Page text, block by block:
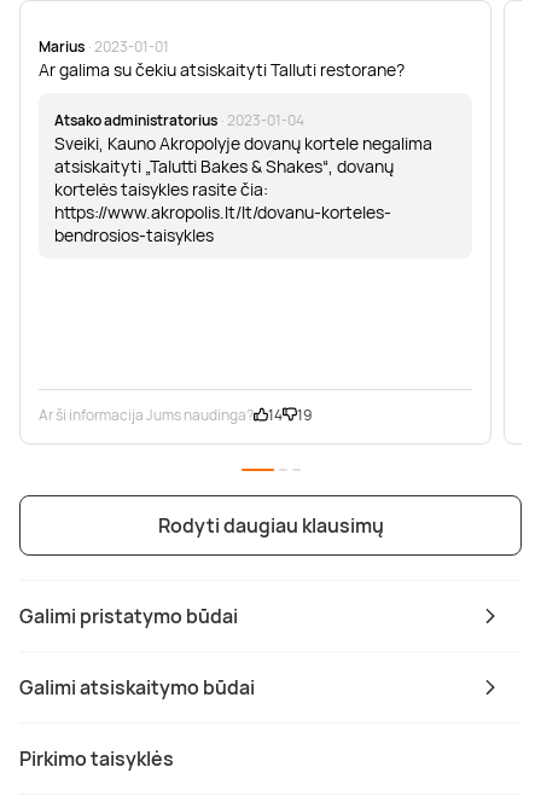
Galimi pristatymo būdai
Galimi atsiskaitymo būdai
Pirkimo taisyklės
Marius · 2023-01-01
Ar galima su čekiu atsiskaityti Talluti restorane?
Atsako administratorius · 2023-01-04
Sveiki, Kauno Akropolyje dovanų kortele negalima
atsiskaityti „Talutti Bakes & Shakes“, dovanų
kortelės taisykles rasite čia:
https://www.akropolis.lt/lt/dovanu-korteles-
bendrosios-taisykles
Ar ši informacija Jums naudinga? 14 19
Rodyti daugiau klausimų